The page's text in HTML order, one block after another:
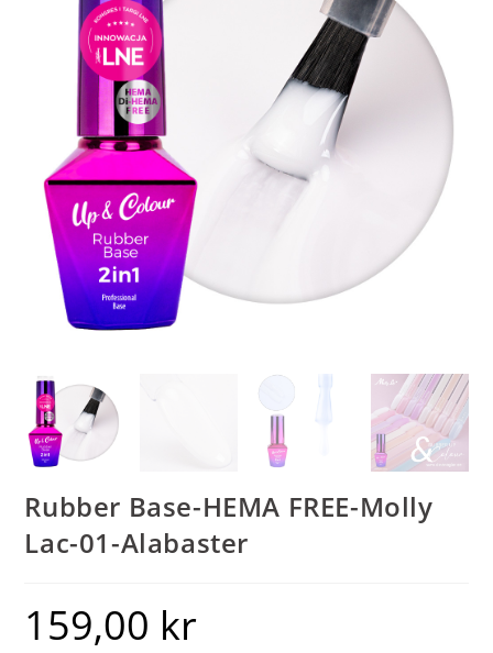
Rubber Base-HEMA FREE-Molly
Lac-01-Alabaster
159,00 kr